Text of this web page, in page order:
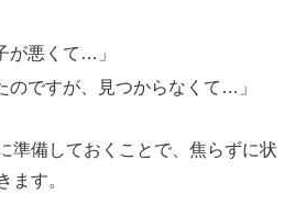
が悪くて…」
のですが、見つからなくて…」
準備しておくことで、焦らずに状
ます。